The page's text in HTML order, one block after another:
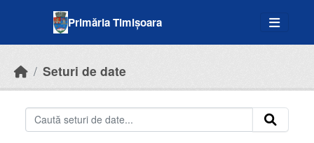
Primăria Timișoara
Seturi de date